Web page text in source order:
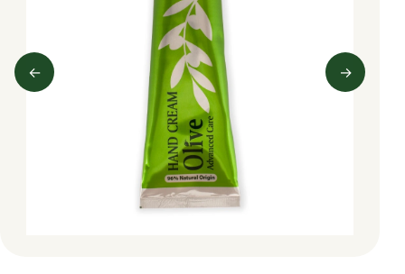
←
Predchádzajúci obrázok
→